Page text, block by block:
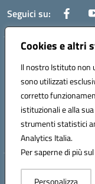
Cookies e altri
Il nostro Istituto non
sono utilizzati
corretto
istituzionali e alla
strumenti statistici
Analytics Italia.
Per saperne di più
Personalizza
Seguici su:
Centralino:0885.426034
Posta elettronica
Codice fiscale:
Codice meccanografico:
Codice unico di
Hosting